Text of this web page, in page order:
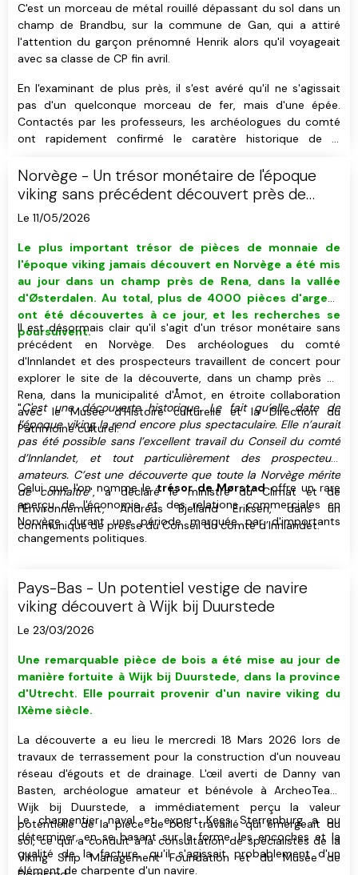
C'est un morceau de métal rouillé dépassant du sol dans un
champ de Brandbu, sur la commune de Gan, qui a attiré
l'attention du garçon prénomné Henrik alors qu'il voyageait
avec sa classe de CP fin avril.
En l'examinant de plus près, il s'est avéré qu'il ne s'agissait
pas d'un quelconque morceau de fer, mais d'une épée.
Contactés par les professeurs, les archéologues du comté
ont rapidement confirmé le caratère historique de la
Norvège - Un trésor monétaire de l'époque
viking sans précédent découvert près de
Rena
Le 11/05/2026
Le plus important trésor de pièces de monnaie de
l'époque viking jamais découvert en Norvège a été mis
au jour dans un champ près de Rena, dans la vallée
d'Østerdalen. Au total, plus de 4000 pièces d'argent
ont été découvertes à ce jour, et les recherches se
poursuivent.
Il est désormais clair qu'il s'agit d'un trésor monétaire sans
précédent en Norvège. Des archéologues du comté
d'Innlandet et des prospecteurs travaillent de concert pour
explorer le site de la découverte, dans un champ près de
Rena, dans la municipalité d'Åmot, en étroite collaboration
avec le Musée d'Histoire culturelle et la Direction du
Patrimoine culturel.
"C'est une découverte historique. Le fait qu’elle date de
l’époque viking la rend encore plus spectaculaire. Elle n’aurait
pas été possible sans l’excellent travail du Conseil du comté
d’Innlandet, et tout particulièrement des prospecteurs
amateurs. C’est une découverte que toute la Norvège mérite
de connaître", a déclaré le ministre du Climat et de
l’Environnement, Andreas Bjelland Eriksen, dans un
communiqué de presse du Conseil du comté d’Innlandet.
Celui que l'on nomme letrésor de Mørstadoffre un rare
aperçu de l'économie et des relations commerciales en
Norvège durant une période marquée par d'importants
changements politiques.
Pays-Bas - Un potentiel vestige de navire
viking découvert à Wijk bij Duurstede
Le 23/03/2026
Une remarquable pièce de bois a été mise au jour de
manière fortuite à Wijk bij Duurstede, dans la province
d'Utrecht. Elle pourrait provenir d'un navire viking du
IXème siècle.
La découverte a eu lieu le mercredi 18 Mars 2026 lors de
travaux de terrassement pour la construction d'un nouveau
réseau d'égouts et de drainage. L'œil averti de Danny van
Basten, archéologue amateur et bénévole à ArcheoTeam
Wijk bij Duurstede, a immédiatement perçu la valeur
potentielle de la pièce de bois travaillé qui émergeait du
sol, ce qui a conduit à la consultation de spécialistes de la
Viking Ship Management Foundation et du Musée de
Le charpentier naval et expert Kees Sterrenburg a pu
déterminer, en se basant sur la forme, les encoches et la
qualité de la facture, qu'il s'agissait probablement d'un
élément de charpente d'un navire.